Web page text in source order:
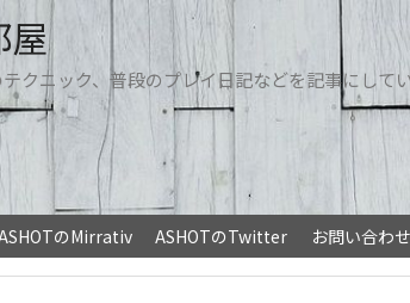
屋
クニック、普段のプレイ日記などを記事にして
のMirrativ ASHOTのTwitter お問い合わせ